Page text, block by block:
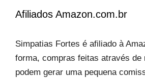
Afiliados Amazon.com.br
Simpatias Fortes é afiliado à
forma, compras feitas através de
podem gerar uma pequena